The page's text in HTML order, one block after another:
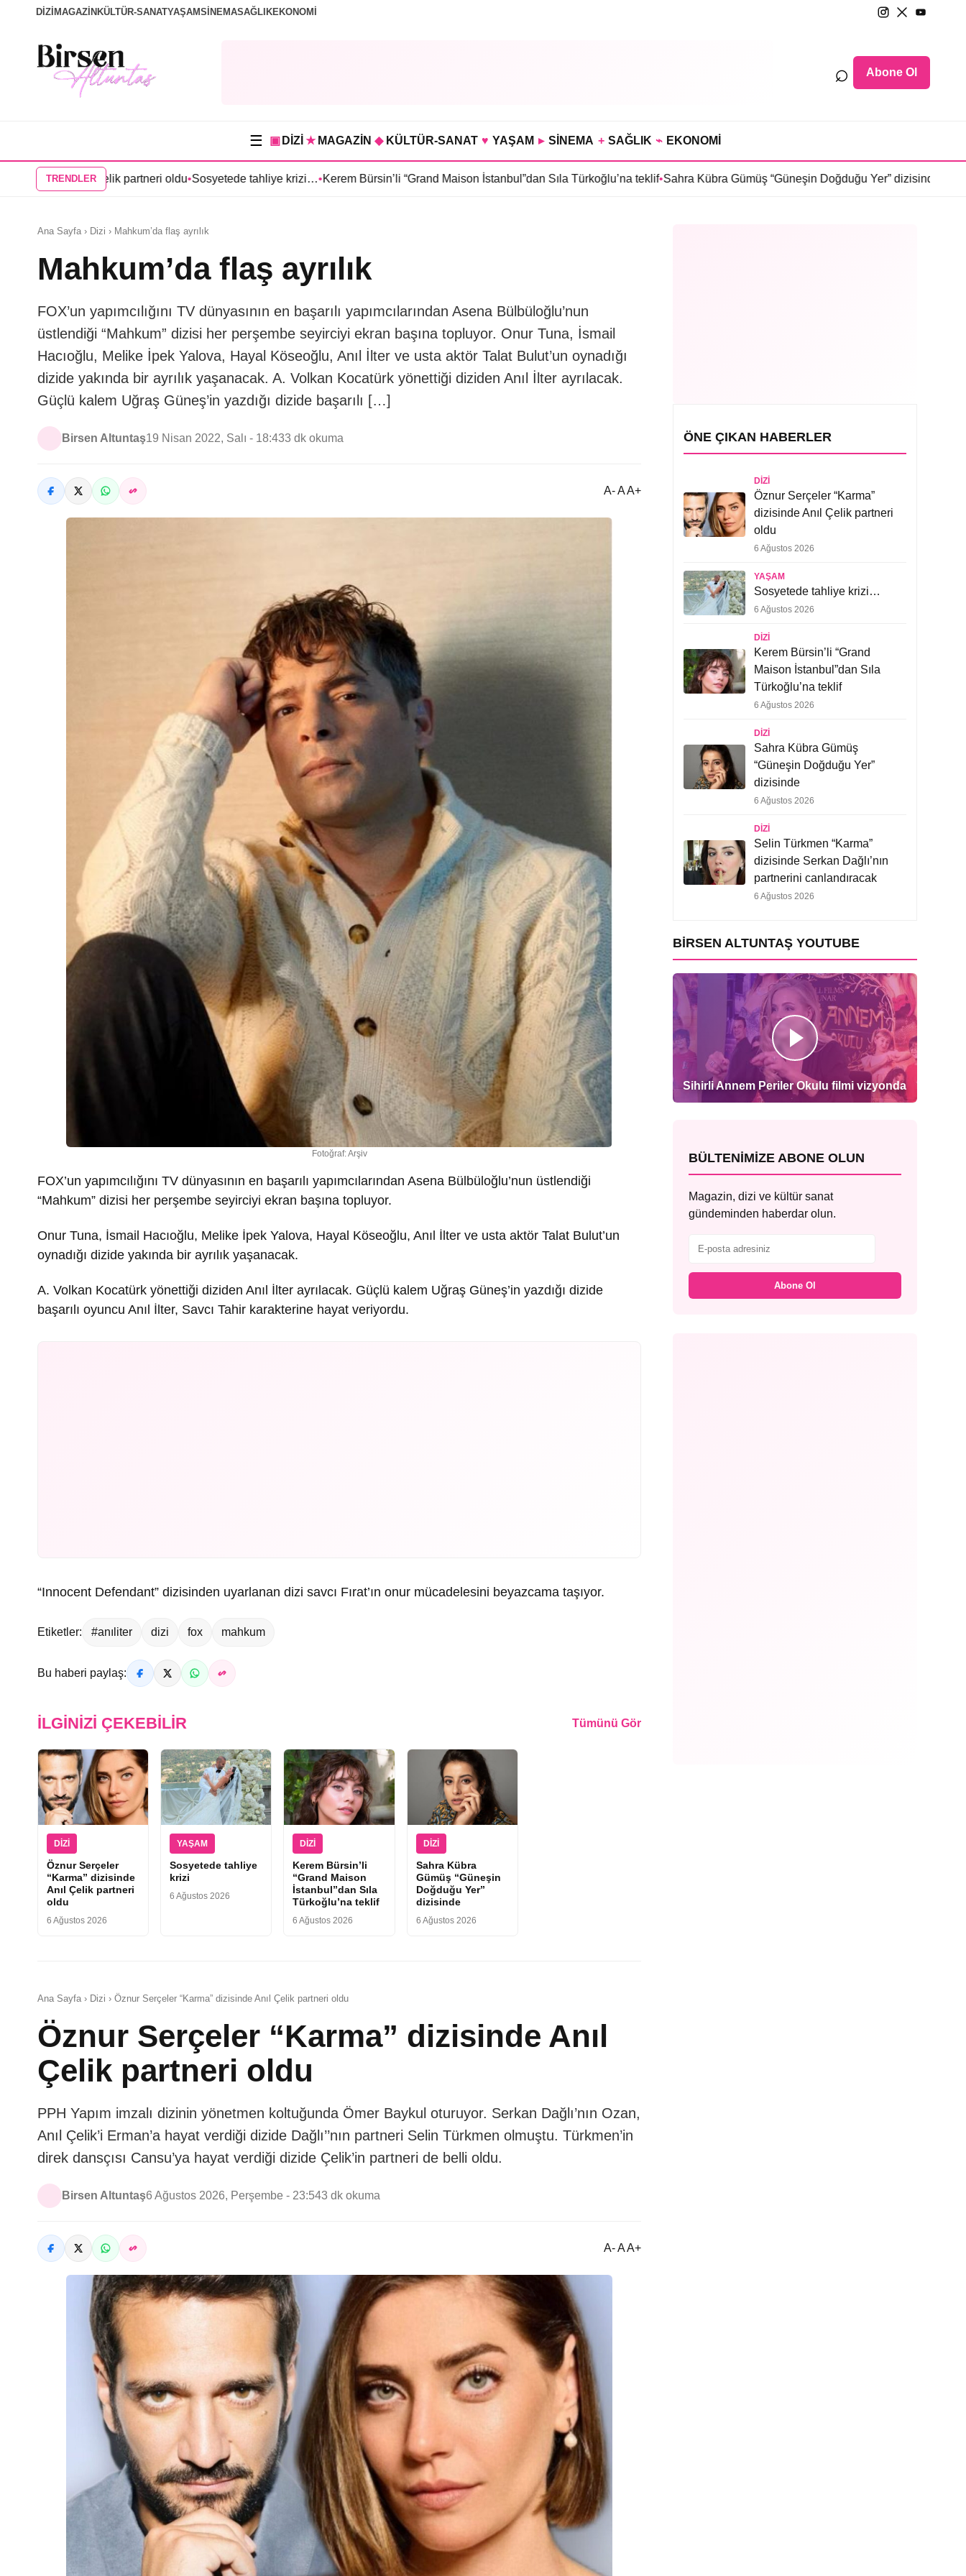
DİZİ MAGAZİN KÜLTÜR-SANATYAŞAMSİNEMASAĞLIKEKONOMİ
⌕ Abone Ol
☰ ▣ DİZİ ★ MAGAZİN ◆ KÜLTÜR-SANAT ♥ YAŞAM ▸ SİNEMA + SAĞLIK ⌁ EKONOMİ
TRENDLER
Anıl Çelik partneri oldu•Sosyetede tahliye krizi…•Kerem Bürsin’li “Grand Maison İstanbul”dan Sıla Türkoğlu’na teklif•Sahra Kübra Gümüş “Güneşin Doğduğu Yer” dizisinde•Selin Türkmen
Ana Sayfa › Dizi › Mahkum’da flaş ayrılık
Mahkum’da flaş ayrılık
FOX’un yapımcılığını TV dünyasının en başarılı yapımcılarından Asena Bülbüloğlu’nun
üstlendiği “Mahkum” dizisi her perşembe seyirciyi ekran başına topluyor. Onur Tuna, İsmail
Hacıoğlu, Melike İpek Yalova, Hayal Köseoğlu, Anıl İlter ve usta aktör Talat Bulut’un oynadığı
dizide yakında bir ayrılık yaşanacak. A. Volkan Kocatürk yönettiği diziden Anıl İlter ayrılacak.
Güçlü kalem Uğraş Güneş’in yazdığı dizide başarılı […]
Birsen Altuntaş19 Nisan 2022, Salı - 18:433 dk okuma
A- A A+
Fotoğraf: Arşiv
FOX’un yapımcılığını TV dünyasının en başarılı yapımcılarından Asena Bülbüloğlu’nun üstlendiği
“Mahkum” dizisi her perşembe seyirciyi ekran başına topluyor.
Onur Tuna, İsmail Hacıoğlu, Melike İpek Yalova, Hayal Köseoğlu, Anıl İlter ve usta aktör Talat Bulut’un
oynadığı dizide yakında bir ayrılık yaşanacak.
A. Volkan Kocatürk yönettiği diziden Anıl İlter ayrılacak. Güçlü kalem Uğraş Güneş’in yazdığı dizide
başarılı oyuncu Anıl İlter, Savcı Tahir karakterine hayat veriyordu.
“Innocent Defendant” dizisinden uyarlanan dizi savcı Fırat’ın onur mücadelesini beyazcama taşıyor.
Etiketler: #anıliter dizi fox mahkum
Bu haberi paylaş:
İLGINIZI ÇEKEBILIR Tümünü Gör
DIZI
Öznur Serçeler
“Karma” dizisinde
Anıl Çelik partneri
oldu
6 Ağustos 2026
YAŞAM
Sosyetede tahliye
krizi
6 Ağustos 2026
DIZI
Kerem Bürsin’li
“Grand Maison
İstanbul”dan Sıla
Türkoğlu’na teklif
6 Ağustos 2026
DIZI
Sahra Kübra
Gümüş “Güneşin
Doğduğu Yer”
dizisinde
6 Ağustos 2026
Ana Sayfa › Dizi › Öznur Serçeler “Karma” dizisinde Anıl Çelik partneri oldu
Öznur Serçeler “Karma” dizisinde Anıl
Çelik partneri oldu
PPH Yapım imzalı dizinin yönetmen koltuğunda Ömer Baykul oturuyor. Serkan Dağlı’nın Ozan,
Anıl Çelik’i Erman’a hayat verdiği dizide Dağlı’’nın partneri Selin Türkmen olmuştu. Türkmen’in
direk dansçısı Cansu’ya hayat verdiği dizide Çelik’in partneri de belli oldu.
Birsen Altuntaş6 Ağustos 2026, Perşembe - 23:543 dk okuma
A- A A+
ÖNE ÇIKAN HABERLER
DIZI
Öznur Serçeler “Karma”
dizisinde Anıl Çelik partneri
oldu
6 Ağustos 2026
YAŞAM
Sosyetede tahliye krizi…
6 Ağustos 2026
DIZI
Kerem Bürsin’li “Grand
Maison İstanbul”dan Sıla
Türkoğlu’na teklif
6 Ağustos 2026
DIZI
Sahra Kübra Gümüş
“Güneşin Doğduğu Yer”
dizisinde
6 Ağustos 2026
DIZI
Selin Türkmen “Karma”
dizisinde Serkan Dağlı’nın
partnerini canlandıracak
6 Ağustos 2026
BIRSEN ALTUNTAŞ YOUTUBE
Sihirli Annem Periler Okulu filmi vizyonda
BÜLTENIMIZE ABONE OLUN
Magazin, dizi ve kültür sanat
gündeminden haberdar olun.
Abone Ol